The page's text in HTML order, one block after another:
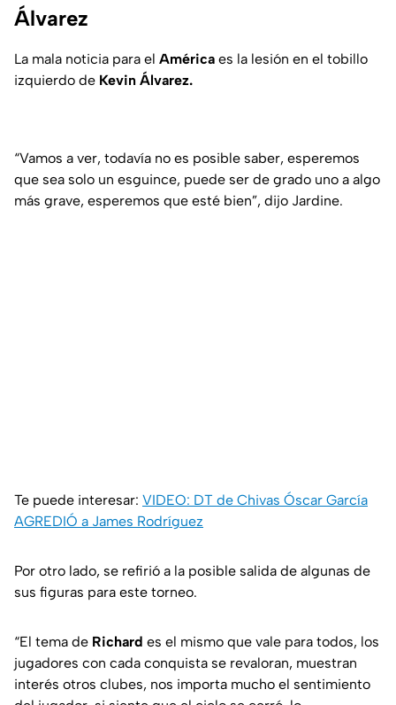
Álvarez
La mala noticia para el América es la lesión en el tobillo
izquierdo de Kevin Álvarez.
“Vamos a ver, todavía no es posible saber, esperemos
que sea solo un esguince, puede ser de grado uno a algo
más grave, esperemos que esté bien”, dijo Jardine.
Te puede interesar: VIDEO: DT de Chivas Óscar García
AGREDIÓ a James Rodríguez
Por otro lado, se refirió a la posible salida de algunas de
sus figuras para este torneo.
“El tema de Richard es el mismo que vale para todos, los
jugadores con cada conquista se revaloran, muestran
interés otros clubes, nos importa mucho el sentimiento